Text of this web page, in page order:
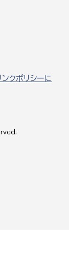
ンクポリシーに